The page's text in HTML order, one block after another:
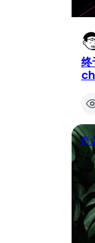
终
奇